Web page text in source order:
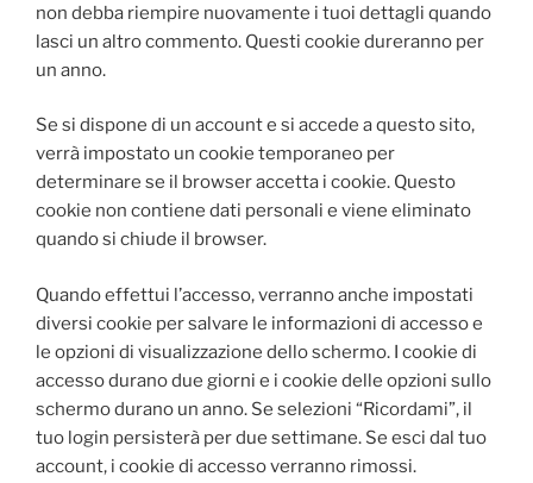
non debba riempire nuovamente i tuoi dettagli quando
lasci un altro commento. Questi cookie dureranno per
un anno.
Se si dispone di un account e si accede a questo sito,
verrà impostato un cookie temporaneo per
determinare se il browser accetta i cookie. Questo
cookie non contiene dati personali e viene eliminato
quando si chiude il browser.
Quando effettui l’accesso, verranno anche impostati
diversi cookie per salvare le informazioni di accesso e
le opzioni di visualizzazione dello schermo. I cookie di
accesso durano due giorni e i cookie delle opzioni sullo
schermo durano un anno. Se selezioni “Ricordami”, il
tuo login persisterà per due settimane. Se esci dal tuo
account, i cookie di accesso verranno rimossi.